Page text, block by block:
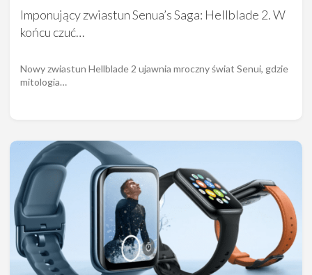
Imponujący zwiastun Senua’s Saga: Hellblade 2. W
końcu czuć…
Nowy zwiastun Hellblade 2 ujawnia mroczny świat Senui, gdzie
mitologia…